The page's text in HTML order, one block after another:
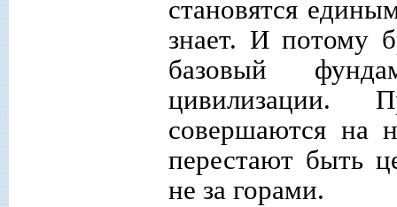
становятся
знает. И потому
базовый
цивилизации.
совершаются на
перестают быть
не за горами.